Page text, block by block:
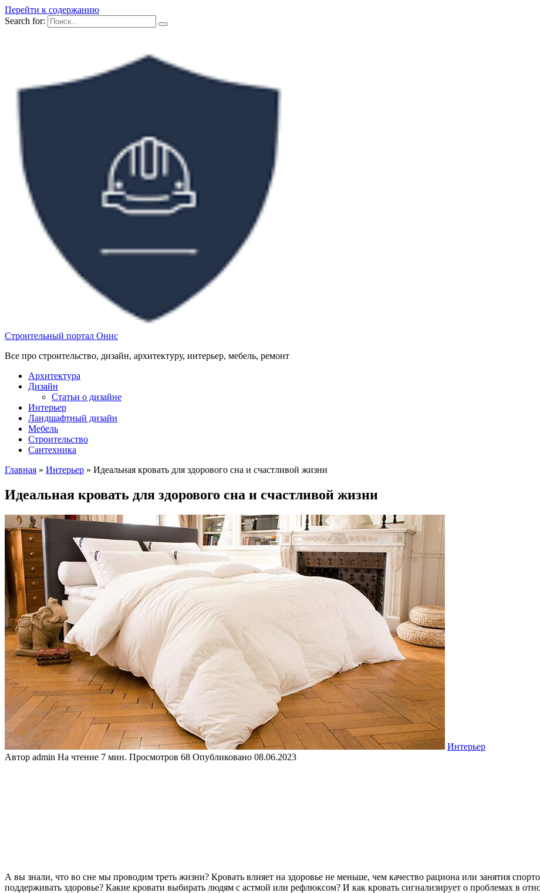
Перейти к содержанию
Search for:
Строительный портал Онис
Все про строительство, дизайн, архитектуру, интерьер, мебель, ремонт
Архитектура
Дизайн
Статьи о дизайне
Интерьер
Ландшафтный дизайн
Мебель
Строительство
Сантехника
Главная » Интерьер » Идеальная кровать для здорового сна и счастливой жизни
Идеальная кровать для здорового сна и счастливой жизни
Интерьер
Автор admin На чтение 7 мин. Просмотров 68 Опубликовано 08.06.2023
А вы знали, что во сне мы проводим треть жизни? Кровать влияет на здоровье не меньше, чем качество рациона или занятия
поддерживать здоровье? Какие кровати выбирать людям с астмой или рефлюксом? И как кровать сигнализирует о проблемах в